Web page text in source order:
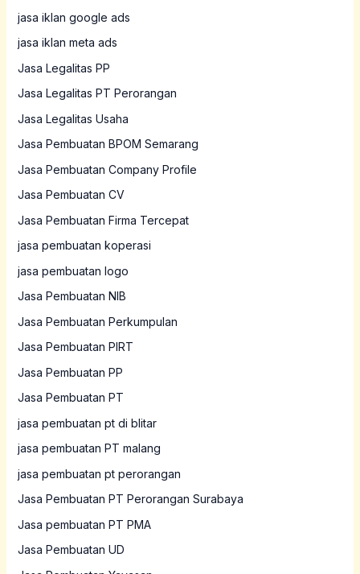
jasa iklan google ads
jasa iklan meta ads
Jasa Legalitas PP
Jasa Legalitas PT Perorangan
Jasa Legalitas Usaha
Jasa Pembuatan BPOM Semarang
Jasa Pembuatan Company Profile
Jasa Pembuatan CV
Jasa Pembuatan Firma Tercepat
jasa pembuatan koperasi
jasa pembuatan logo
Jasa Pembuatan NIB
Jasa Pembuatan Perkumpulan
Jasa Pembuatan PIRT
Jasa Pembuatan PP
Jasa Pembuatan PT
jasa pembuatan pt di blitar
jasa pembuatan PT malang
jasa pembuatan pt perorangan
Jasa Pembuatan PT Perorangan Surabaya
Jasa pembuatan PT PMA
Jasa Pembuatan UD